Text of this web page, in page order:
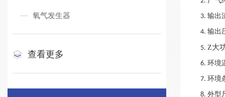
氧气发生器
查看更多
3.输出
4.输出
5.Z大
6.环境
7.环境
8.外型